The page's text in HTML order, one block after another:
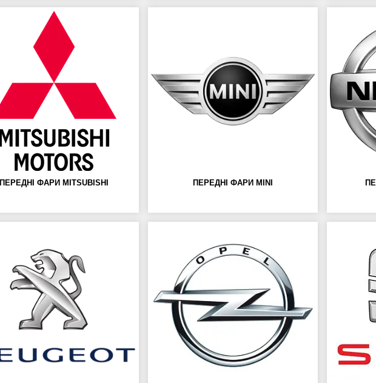
ПЕРЕДНІ ФАРИ MITSUBISHI ПЕРЕДНІ ФАРИ MINI